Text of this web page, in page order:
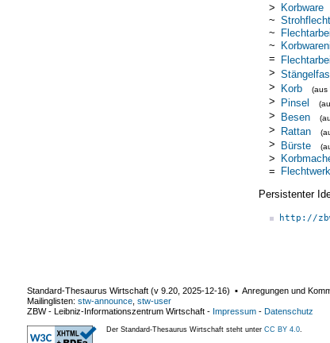
> Korbware
~
~
~
=
>
> Korb (aus
> Pinsel
> Besen
> Rattan
> Bürste
>
= Flechtwerk
Persistenter
http://
Standard-Thesaurus Wirtschaft (v 9.20 2025-12-16) ▪ Anregungen und
Mailinglisten: stw-announce stw-user
ZBW - Leibniz-Informationszentrum Wirtschaft - Impressum - Datenschutz
Der Standard-Thesaurus Wirtschaft steht unter CC BY 4.0